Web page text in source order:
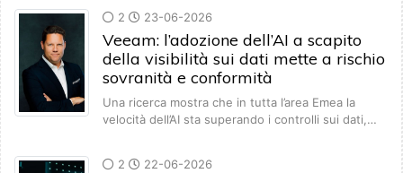
2 23-06-2026
Veeam: l’adozione dell’AI a scapito
della visibilità sui dati mette a rischio
sovranità e conformità
Una ricerca mostra che in tutta l’area Emea la
velocità dell’AI sta superando i controlli sui dati,…
2 22-06-2026